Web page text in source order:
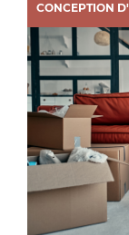
CONCEPTION